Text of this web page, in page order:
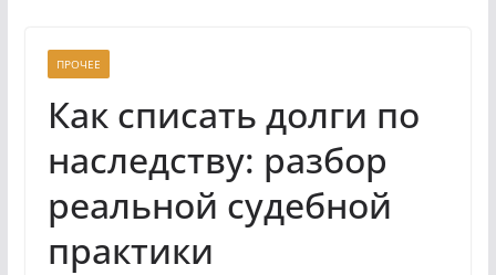
ПРОЧЕЕ
Как списать долги по
наследству: разбор
реальной судебной
практики